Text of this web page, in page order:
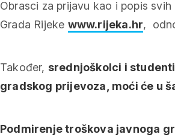
Obrasci za prijavu kao i popis
Grada Rijeke www.rijeka.hr,
Također, srednjoškolci i
gradskog prijevoza, moći će u
Podmirenje troškova javnoga